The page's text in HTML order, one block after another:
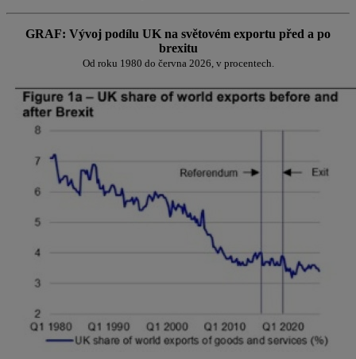
GRAF: Vývoj podílu UK na světovém exportu před a po
brexitu
Od roku 1980 do června 2026, v procentech.